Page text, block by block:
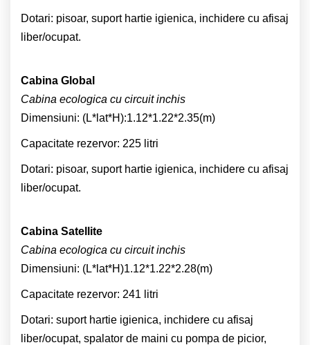
Dotari: pisoar, suport hartie igienica, inchidere cu afisaj
liber/ocupat.
Cabina Global
Cabina ecologica cu circuit inchis
Dimensiuni: (L*lat*H):1.12*1.22*2.35(m)
Capacitate rezervor: 225 litri
Dotari: pisoar, suport hartie igienica, inchidere cu afisaj
liber/ocupat.
Cabina Satellite
Cabina ecologica cu circuit inchis
Dimensiuni: (L*lat*H)1.12*1.22*2.28(m)
Capacitate rezervor: 241 litri
Dotari: suport hartie igienica, inchidere cu afisaj
liber/ocupat, spalator de maini cu pompa de picior,